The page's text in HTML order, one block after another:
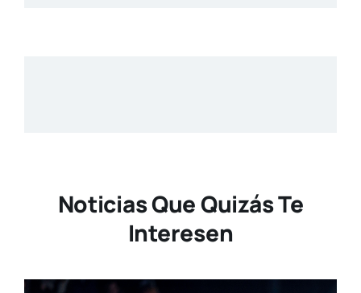
Noticias Que Quizás Te
Interesen